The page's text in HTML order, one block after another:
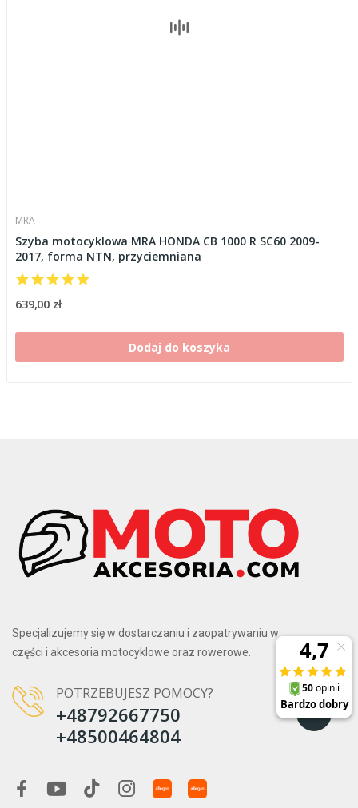
MRA
Szyba motocyklowa MRA HONDA CB 1000 R SC60 2009-
2017, forma NTN, przyciemniana
639,00 zł
Dodaj do koszyka
Specjalizujemy się w dostarczaniu i zaopatrywaniu w
części i akcesoria motocyklowe oraz rowerowe.
POTRZEBUJESZ POMOCY?
+48792667750
+48500464804